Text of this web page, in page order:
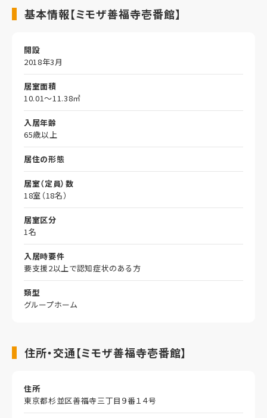
基本情報【ミモザ善福寺壱番館】
開設
2018年3月
居室面積
10.01～11.38㎡
入居年齢
65歳以上
居住の形態
居室（定員）数
18室（18名）
居室区分
1名
入居時要件
要支援2以上で認知症状のある方
類型
グループホーム
住所・交通【ミモザ善福寺壱番館】
住所
東京都杉並区善福寺三丁目９番１４号